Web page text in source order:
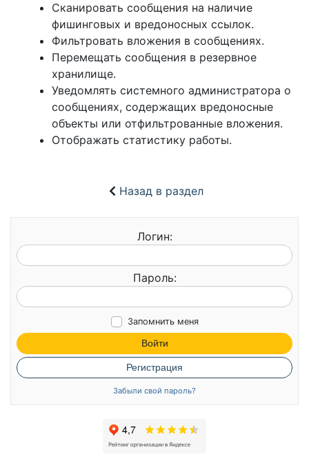
Сканировать сообщения на наличие
фишинговых и вредоносных ссылок.
Фильтровать вложения в сообщениях.
Перемещать сообщения в резервное
хранилище.
Уведомлять системного администратора о
сообщениях, содержащих вредоносные
объекты или отфильтрованные вложения.
Отображать статистику работы.
Назад в раздел
Логин:
Пароль:
Запомнить меня
Войти
Регистрация
Забыли свой пароль?